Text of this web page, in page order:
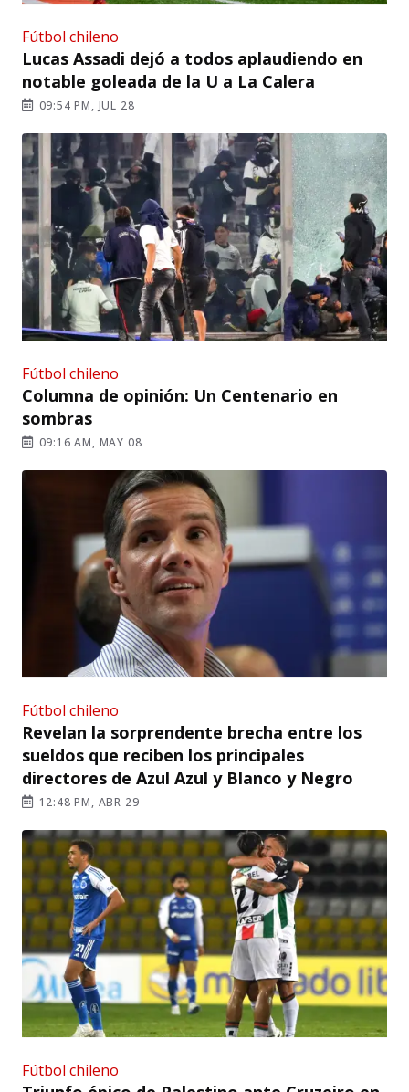
Fútbol chileno
Lucas Assadi dejó a todos aplaudiendo en
notable goleada de la U a La Calera
09:54 PM, JUL 28
Fútbol chileno
Columna de opinión: Un Centenario en
sombras
09:16 AM, MAY 08
Fútbol chileno
Revelan la sorprendente brecha entre los
sueldos que reciben los principales
directores de Azul Azul y Blanco y Negro
12:48 PM, ABR 29
Fútbol chileno